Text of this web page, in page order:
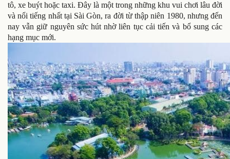
tô, xe buýt hoặc taxi. Đây là một trong những khu vui chơi lâu đời
và nổi tiếng nhất tại Sài Gòn, ra đời từ thập niên 1980, nhưng đến
nay vẫn giữ nguyên sức hút nhờ liên tục cải tiến và bổ sung các
hạng mục mới.